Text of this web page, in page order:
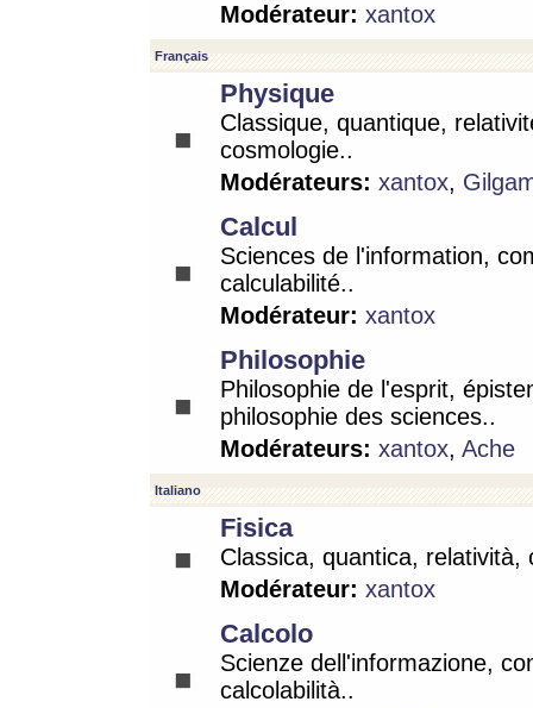
Modérateur: xantox
Français
Physique
Classique, quantique,
cosmologie..
Modérateurs: xantox,
Calcul
Sciences de l'information,
calculabilité..
Modérateur: xantox
Philosophie
Philosophie de l'esprit,
philosophie des sciences..
Modérateurs: xantox, Ache
Italiano
Fisica
Classica, quantica, relatività,
Modérateur: xantox
Calcolo
Scienze dell'informazione,
calcolabilità..